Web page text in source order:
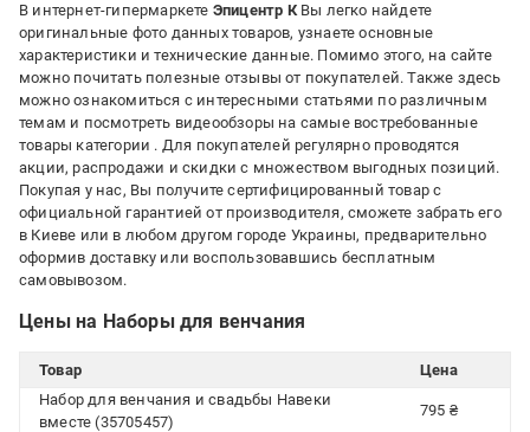
В интернет-гипермаркете Эпицентр КВы легко найдете
оригинальные фото данных товаров, узнаете основные
характеристики и технические данные. Помимо этого, на сайте
можно почитать полезные отзывы от покупателей. Также здесь
можно ознакомиться с интересными статьями по различным
темам и посмотреть видеообзоры на самые востребованные
товары категории . Для покупателей регулярно проводятся
акции, распродажи и скидки с множеством выгодных позиций.
Покупая у нас, Вы получите сертифицированный товар с
официальной гарантией от производителя, сможете забрать его
в Киеве или в любом другом городе Украины, предварительно
оформив доставку или воспользовавшись бесплатным
самовывозом.
Цены на Наборы для венчания
Товар
Цена
Набор для венчания и свадьбы Навеки
вместе (35705457)
795 ₴